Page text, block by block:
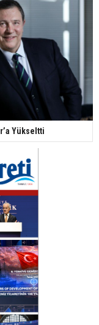
Yükseltti